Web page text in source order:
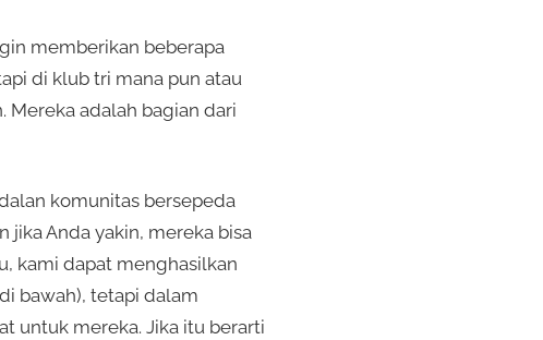
memberikan beberapa
di klub tri mana pun atau
Mereka adalah bagian dari
komunitas bersepeda
jika Anda yakin, mereka bisa
kami dapat menghasilkan
bawah), tetapi dalam
untuk mereka. Jika itu berarti